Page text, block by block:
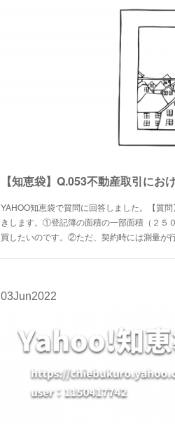
YAHOO知恵袋で質問に回答しました。【質
きします。①登記簿の面積の一部面積（２５
買したいのです。②ただ、契約時には測量が
03Jun2022